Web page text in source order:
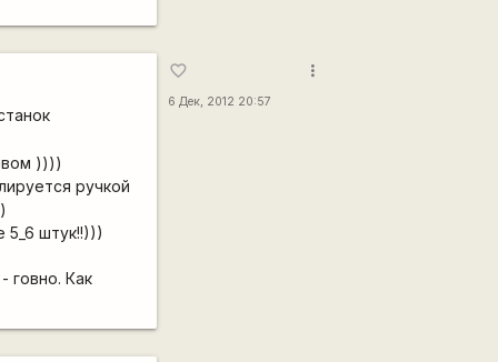
))))
ручкой
5_6 штук!!)))
говно. Как
favorite_border
6 Дек, 2012 20:57
more_vert